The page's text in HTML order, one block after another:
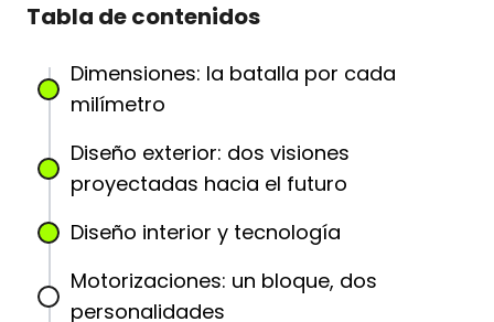
Tabla de contenidos
Dimensiones: la batalla por cada
milímetro
Diseño exterior: dos visiones
proyectadas hacia el futuro
Diseño interior y tecnología
Motorizaciones: un bloque, dos
personalidades